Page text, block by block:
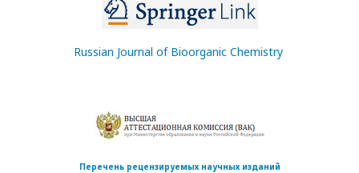
Russian Journal of Bioorganic Chemistry
Перечень рецензируемых научных изданий